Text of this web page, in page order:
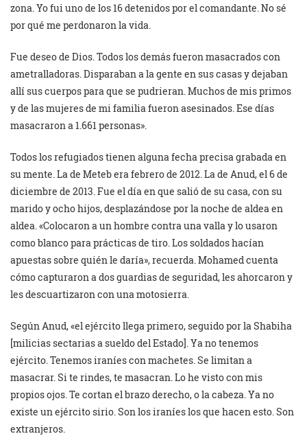
zona. Yo fui uno de los 16 detenidos por el comandante. No sé
por qué me perdonaron la vida.
Fue deseo de Dios. Todos los demás fueron masacrados con
ametralladoras. Disparaban a la gente en sus casas y dejaban
allí sus cuerpos para que se pudrieran. Muchos de mis primos
y de las mujeres de mi familia fueron asesinados. Ese días
masacraron a 1.661 personas».
Todos los refugiados tienen alguna fecha precisa grabada en
su mente. La de Meteb era febrero de 2012. La de Anud, el 6 de
diciembre de 2013. Fue el día en que salió de su casa, con su
marido y ocho hijos, desplazándose por la noche de aldea en
aldea. «Colocaron a un hombre contra una valla y lo usaron
como blanco para prácticas de tiro. Los soldados hacían
apuestas sobre quién le daría», recuerda. Mohamed cuenta
cómo capturaron a dos guardias de seguridad, les ahorcaron y
les descuartizaron con una motosierra.
Según Anud, «el ejército llega primero, seguido por la Shabiha
[milicias sectarias a sueldo del Estado]. Ya no tenemos
ejército. Tenemos iraníes con machetes. Se limitan a
masacrar. Si te rindes, te masacran. Lo he visto con mis
propios ojos. Te cortan el brazo derecho, o la cabeza. Ya no
existe un ejército sirio. Son los iraníes los que hacen esto. Son
extranjeros.